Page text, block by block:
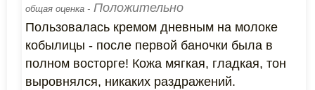
общая оценка - Положительно
Пользовалась кремом дневным на молоке
кобылицы - после первой баночки была в
полном восторге! Кожа мягкая, гладкая, тон
выровнялся, никаких раздражений.